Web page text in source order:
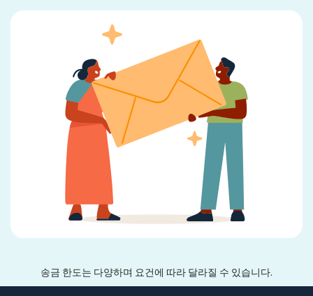
송금 한도는 다양하며 요건에 따라 달라질 수 있습니다.